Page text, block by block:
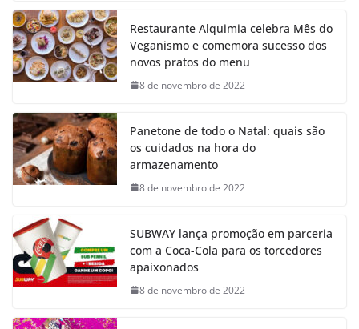
Restaurante Alquimia celebra Mês do
Veganismo e comemora sucesso dos
novos pratos do menu
8 de novembro de 2022
Panetone de todo o Natal: quais são
os cuidados na hora do
armazenamento
8 de novembro de 2022
SUBWAY lança promoção em parceria
com a Coca-Cola para os torcedores
apaixonados
8 de novembro de 2022